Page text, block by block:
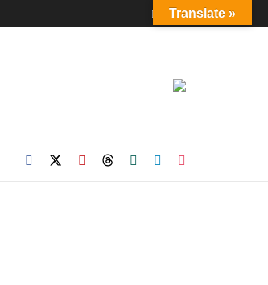
Login
Translate »